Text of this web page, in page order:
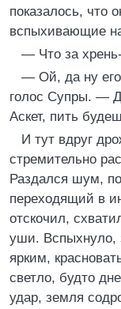
показалось, что
вспыхивающие
— Что за
— Ой, да ну
голос Супры. —
Аскет, пить
И тут вдруг
стремительно
Раздался шум,
переходящий в
отскочил,
уши. Вспыхнуло,
ярким,
светло, будто
удар, земля